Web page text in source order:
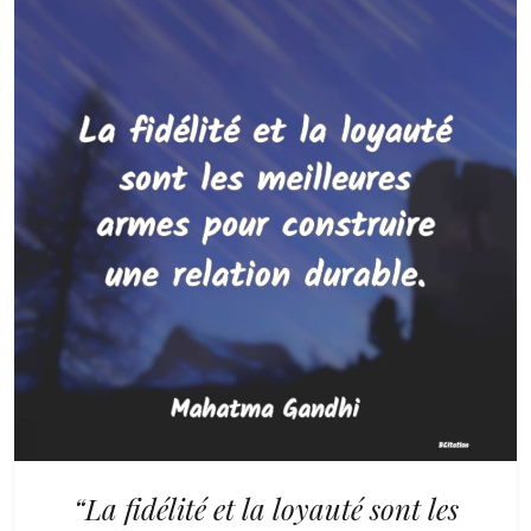
“La fidélité et la loyauté sont les